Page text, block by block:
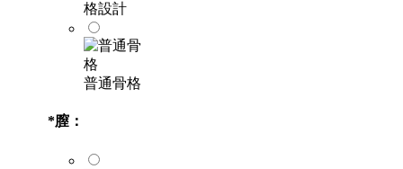
格設計
普通骨格
*膣：